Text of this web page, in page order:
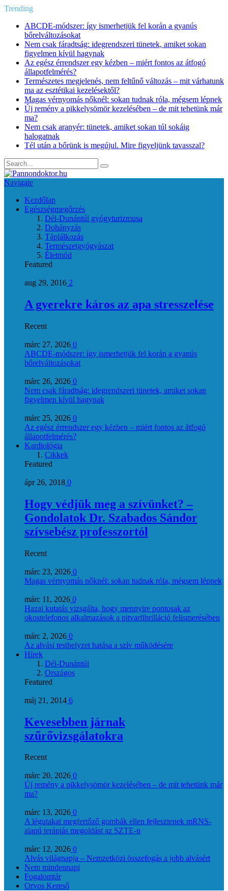
Trending
ABCDE‑módszer: így ismerhetjük fel korán a gyanús
bőrelváltozásokat
Nem csak fáradtság: idegrendszeri tünetek, amiket sokan
figyelmen kívül hagynak
Az egész érrendszer egy kézben – miért fontos az átfogó
állapotfelmérés?
Természetes megjelenés, nem feltűnő változás – mit várhatunk
ma az esztétikai kezelésektől?
Magas vérnyomás nőknél: sokan tudnak róla, mégsem lépnek
Új remény a pikkelysömör kezelésében – de mit tehetünk már
ma?
Nem csak aranyér: tünetek, amiket sokan túl sokáig
halogatnak
Tél után a bőrünk is megújul. Mire figyeljünk tavasszal?
Navigate
Kezdőlap
Egészségmegőrzés
Dél-Dunántúl gyógyturizmusa
Dohányzás
Táplálkozás
Természetgyógyászat
Életmód
Featured
aug 29, 2016 2
A gyerekre káros az apa stresszelése
Recent
márc 27, 2026 0
ABCDE‑módszer: így ismerhetjük fel korán a gyanús
bőrelváltozásokat
márc 26, 2026 0
Nem csak fáradtság: idegrendszeri tünetek, amiket sokan
figyelmen kívül hagynak
márc 25, 2026 0
Az egész érrendszer egy kézben – miért fontos az átfogó
állapotfelmérés?
Kardiológia
Cikkek
Featured
ápr 26, 2018 0
Hogy védjük meg a szívünket? –
Gondolatok Dr. Szabados Sándor
szívsebész professzortól
Recent
márc 23, 2026 0
Magas vérnyomás nőknél: sokan tudnak róla, mégsem lépnek
márc 11, 2026 0
Hazai kutatás vizsgálta, hogy mennyire pontosak az
okostelefonos alkalmazások a pitvarfibrilláció felismerésében
márc 2, 2026 0
Az alvási testhelyzet hatása a szív működésére
Hírek
Dél-Dunántúl
Országos
Featured
máj 21, 2014 6
Kevesebben járnak
szűrővizsgálatokra
Recent
márc 20, 2026 0
Új remény a pikkelysömör kezelésében – de mit tehetünk már
ma?
márc 13, 2026 0
A légutakat megfertőző gombák ellen fejlesztenek mRNS-
alapú terápiás megoldást az SZTE-n
márc 12, 2026 0
Alvás világnapja – Nemzetközi összefogás a jobb alvásért
Nem mindennapi
Fogalomtár
Orvos Kereső